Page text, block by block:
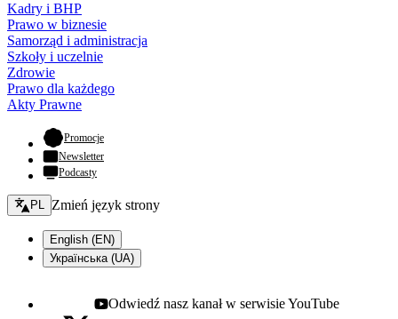
Kadry i BHP
Prawo w biznesie
Samorząd i administracja
Szkoły i uczelnie
Zdrowie
Prawo dla każdego
Akty Prawne
Promocje- otwiera się w nowej karcie
Newsletter
Podcasty
Zmień język - bieżący:
PL Zmień język strony
English (EN)
Українська (UA)
Youtube - otwiera się w nowej karcie
Odwiedź nasz kanał w serwisie YouTube